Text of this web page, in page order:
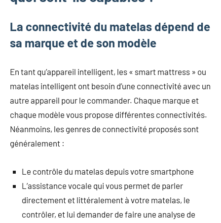
La connectivité du matelas dépend de
sa marque et de son modèle
En tant qu’appareil intelligent, les « smart mattress » ou
matelas intelligent ont besoin d’une connectivité avec un
autre appareil pour le commander. Chaque marque et
chaque modèle vous propose différentes connectivités.
Néanmoins, les genres de connectivité proposés sont
généralement :
Le contrôle du matelas depuis votre smartphone
L’assistance vocale qui vous permet de parler
directement et littéralement à votre matelas, le
contrôler, et lui demander de faire une analyse de